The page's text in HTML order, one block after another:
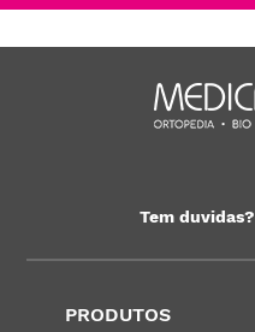
Tem duvidas?
PRODUTOS